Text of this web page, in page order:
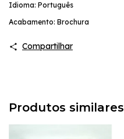
Idioma: Português
Acabamento: Brochura
Compartilhar
Produtos similares